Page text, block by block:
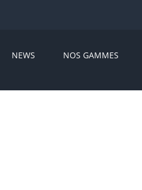
NEWS NOS GAMMES